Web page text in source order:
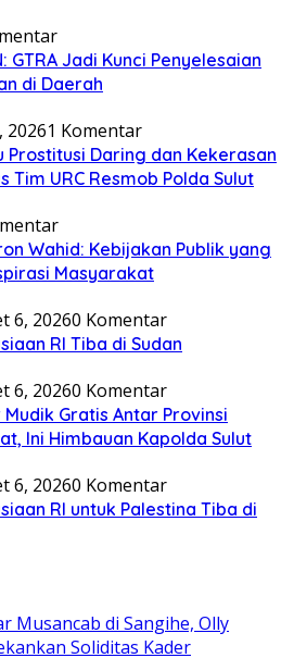
GTRA Jadi Kunci Penyelesaian
di Daerah
20261 Komentar
Prostitusi Daring dan Kekerasan
Tim URC Resmob Polda Sulut
Wahid: Kebijakan Publik yang
Masyarakat
6, 20260 Komentar
RI Tiba di Sudan
6, 20260 Komentar
Mudik Gratis Antar Provinsi
Ini Himbauan Kapolda Sulut
6, 20260 Komentar
RI untuk Palestina Tiba di